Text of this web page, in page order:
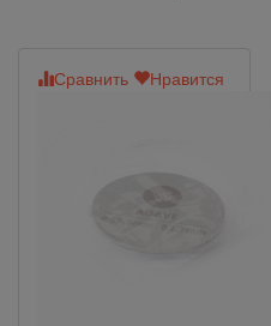
Сравнить Нравится